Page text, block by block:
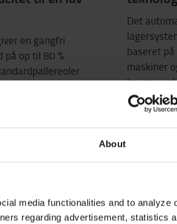
About
media functionalities and to analyze
regarding advertisement, statistics
en gangfri
op til 80 %
Det
baseret
maskiner
flere
dette
service.